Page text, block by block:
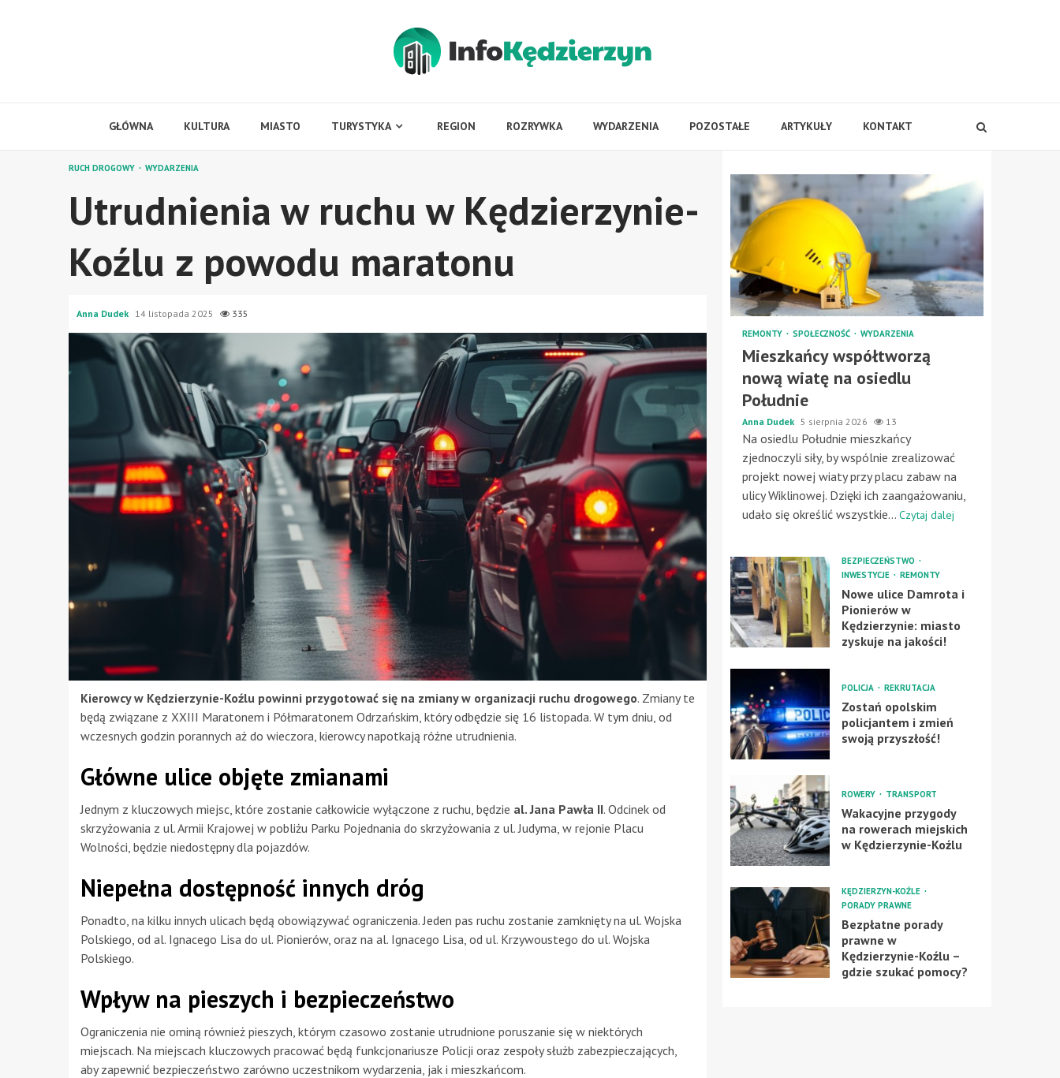
GŁÓWNA KULTURA MIASTO TURYSTYKA REGION ROZRYWKA WYDARZENIA POZOSTAŁE ARTYKUŁY KONTAKT
RUCH DROGOWY WYDARZENIA
Utrudnienia w ruchu w Kędzierzynie-
Koźlu z powodu maratonu
Anna Dudek 14 listopada 2025 335
Kierowcy w Kędzierzynie-Koźlu powinni przygotować się na zmiany w organizacji ruchu drogowego. Zmiany te
będą związane z XXIII Maratonem i Półmaratonem Odrzańskim, który odbędzie się 16 listopada. W tym dniu, od
wczesnych godzin porannych aż do wieczora, kierowcy napotkają różne utrudnienia.
Główne ulice objęte zmianami
Jednym z kluczowych miejsc, które zostanie całkowicie wyłączone z ruchu, będzie al. Jana Pawła II. Odcinek od
skrzyżowania z ul. Armii Krajowej w pobliżu Parku Pojednania do skrzyżowania z ul. Judyma, w rejonie Placu
Wolności, będzie niedostępny dla pojazdów.
Niepełna dostępność innych dróg
Ponadto, na kilku innych ulicach będą obowiązywać ograniczenia. Jeden pas ruchu zostanie zamknięty na ul. Wojska
Polskiego, od al. Ignacego Lisa do ul. Pionierów, oraz na al. Ignacego Lisa, od ul. Krzywoustego do ul. Wojska
Polskiego.
Wpływ na pieszych i bezpieczeństwo
Ograniczenia nie ominą również pieszych, którym czasowo zostanie utrudnione poruszanie się w niektórych
miejscach. Na miejscach kluczowych pracować będą funkcjonariusze Policji oraz zespoły służb zabezpieczających,
aby zapewnić bezpieczeństwo zarówno uczestnikom wydarzenia, jak i mieszkańcom.
REMONTY SPOŁECZNOŚĆ WYDARZENIA
Mieszkańcy współtworzą
nową wiatę na osiedlu
Południe
Anna Dudek 5 sierpnia 2026 13
Na osiedlu Południe mieszkańcy
zjednoczyli siły, by wspólnie zrealizować
projekt nowej wiaty przy placu zabaw na
ulicy Wiklinowej. Dzięki ich zaangażowaniu,
udało się określić wszystkie... Czytaj dalej
BEZPIECZEŃSTWO
INWESTYCJE
REMONTY
Nowe ulice Damrota i
Pionierów w
Kędzierzynie: miasto
zyskuje na jakości!
POLICJA REKRUTACJA
Zostań opolskim
policjantem i zmień
swoją przyszłość!
ROWERY TRANSPORT
Wakacyjne przygody
na rowerach miejskich
w Kędzierzynie-Koźlu
KĘDZIERZYN-KOŹLE
PORADY PRAWNE
Bezpłatne porady
prawne w
Kędzierzynie-Koźlu –
gdzie szukać pomocy?